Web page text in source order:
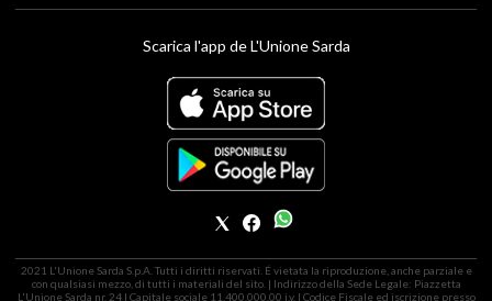
Scarica l'app de L'Unione Sarda
2021 L'Unione Sarda S.p.A. Tutti i diritti riservati. É vietata la riproduzione, anche parziale e
con qualsiasi mezzo, di tutti i materiali del sito. | Indirizzo della Sede Legale: Piazzetta
L'Unione Sarda nr. 24 | Capitale sociale 11.400.000,00 i.v. | Codice Fiscale ed iscrizione presso